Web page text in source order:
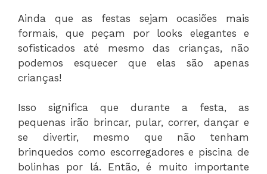
Ainda que as festas sejam ocasiões mais
formais, que peçam por looks elegantes e
sofisticados até mesmo das crianças, não
podemos esquecer que elas são apenas
crianças!
Isso significa que durante a festa, as
pequenas irão brincar, pular, correr, dançar e
se divertir, mesmo que não tenham
brinquedos como escorregadores e piscina de
bolinhas por lá. Então, é muito importante